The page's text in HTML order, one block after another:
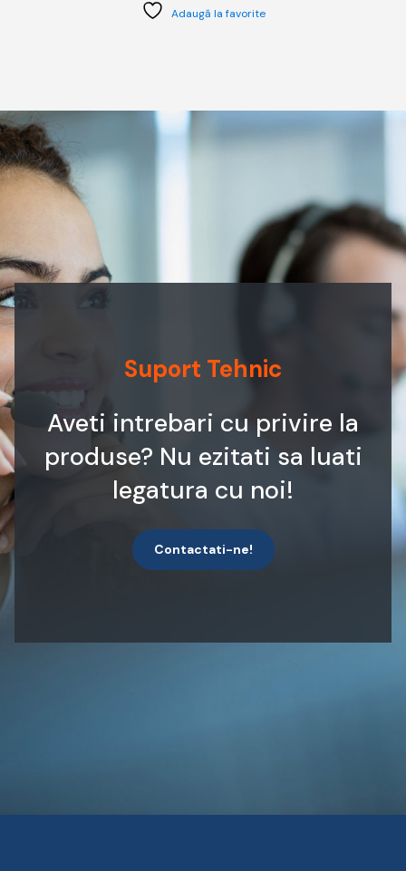
Adaugă la favorite
Suport Tehnic
Aveti intrebari cu privire la
produse? Nu ezitati sa luati
legatura cu noi!
Contactati-ne!